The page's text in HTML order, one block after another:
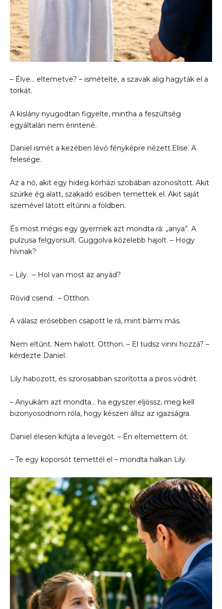
– Élve… eltemetve? – ismételte, a szavak alig hagyták el a
torkát.
A kislány nyugodtan figyelte, mintha a feszültség
egyáltalán nem érintené.
Daniel ismét a kezében lévő fényképre nézett.Elise. A
felesége.
Az a nő, akit egy hideg kórházi szobában azonosított. Akit
szürke ég alatt, szakadó esőben temettek el. Akit saját
szemével látott eltűnni a földben.
És most mégis egy gyermek azt mondta rá: „anya”. A
pulzusa felgyorsult. Guggolva közelebb hajolt. – Hogy
hívnak?
– Lily. – Hol van most az anyád?
Rövid csend. – Otthon.
A válasz erősebben csapott le rá, mint bármi más.
Nem eltűnt. Nem halott. Otthon. – El tudsz vinni hozzá? –
kérdezte Daniel.
Lily habozott, és szorosabban szorította a piros vödrét.
– Anyukám azt mondta… ha egyszer eljössz, meg kell
bizonyosodnom róla, hogy készen állsz az igazságra.
Daniel élesen kifújta a levegőt. – Én eltemettem őt.
– Te egy koporsót temettél el – mondta halkan Lily.